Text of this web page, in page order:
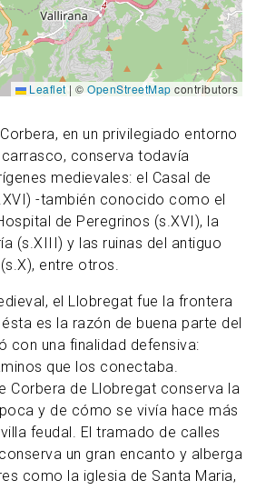
en un privilegiado entorno
conserva todavía
medievales: el Casal de
-también conocido como el
de Peregrinos (s.XVI), la
(s.XIII) y las ruinas del antiguo
entre otros.
el Llobregat fue la frontera
es la razón de buena parte del
con una finalidad defensiva:
que los conectaba.
Corbera de Llobregat conserva la
y de cómo se vivía hace más
feudal. El tramado de calles
un gran encanto y alberga
como la iglesia de Santa Maria,
Leaflet | © OpenStreetMap contributors